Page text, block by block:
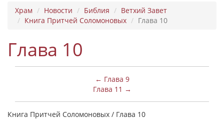
Храм Новости Библия
Ветхий Завет
Книга Притчей Соломоновых
Глава 10
Глава 10
← Глава 9
Глава 11 →
Книга Притчей Соломоновых / Глава 10